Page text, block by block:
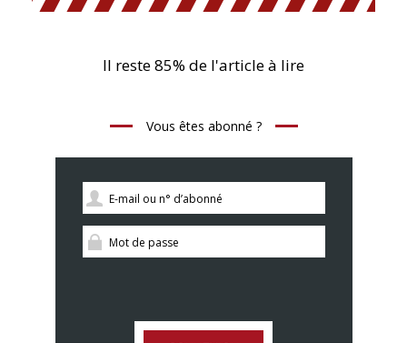
Il reste 85% de l'article à lire
Vous êtes abonné ?